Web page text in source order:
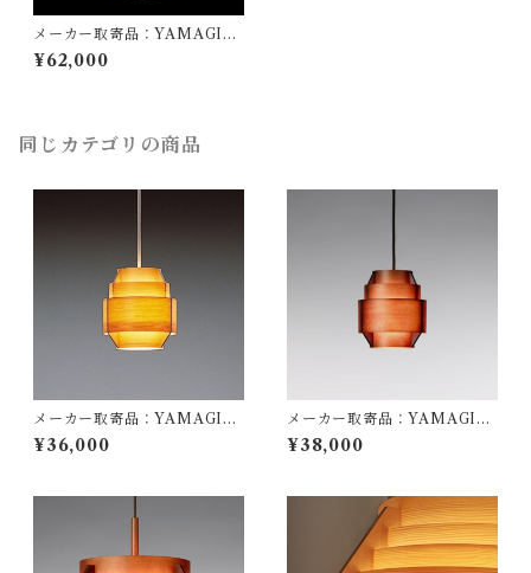
メーカー取寄品：YAMAGIW
A（ヤマギワ）/ 321P2910W
/ MAYUHANA（マユハナ）
¥62,000
同じカテゴリの商品
メーカー取寄品：YAMAGIW
A（ヤマギワ）/ 323F-216 / J
akobsson Lamp（ヤコブソン
¥36,000
メーカー取寄品：YAMAGIW
A（ヤマギワ）/ 323F-216H /
Jakobsson Lamp（ヤコブソ
on / ペンダント照明
¥38,000